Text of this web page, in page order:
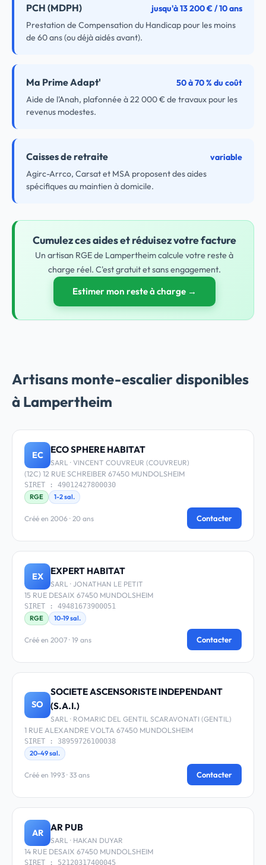
PCH (MDPH)
jusqu'à 13 200 € / 10 ans
Prestation de Compensation du Handicap pour les moins
de 60 ans (ou déjà aidés avant).
Ma Prime Adapt'
50 à 70 % du coût
Aide de l'Anah, plafonnée à 22 000 € de travaux pour les
revenus modestes.
Caisses de retraite
variable
Agirc-Arrco, Carsat et MSA proposent des aides
spécifiques au maintien à domicile.
Cumulez ces aides et réduisez votre facture
Un artisan RGE de Lampertheim calcule votre reste à
charge réel. C'est gratuit et sans engagement.
Estimer mon reste à charge →
Artisans monte-escalier disponibles
à Lampertheim
EC ECO SPHERE HABITAT
SARL · VINCENT COUVREUR (COUVREUR)
(12C) 12 RUE SCHREIBER 67450 MUNDOLSHEIM
SIRET : 49012427800030
RGE
1-2 sal.
Créé en 2006 · 20 ans Contacter
EX EXPERT HABITAT
SARL · JONATHAN LE PETIT
15 RUE DESAIX 67450 MUNDOLSHEIM
SIRET : 49481673900051
RGE
10-19 sal.
Créé en 2007 · 19 ans Contacter
SO
SOCIETE ASCENSORISTE INDEPENDANT
(S.A.I.)
SARL · ROMARIC DEL GENTIL SCARAVONATI (GENTIL)
1 RUE ALEXANDRE VOLTA 67450 MUNDOLSHEIM
SIRET : 38959726100038
20-49 sal.
Créé en 1993 · 33 ans Contacter
AR AR PUB
SARL · HAKAN DUYAR
14 RUE DESAIX 67450 MUNDOLSHEIM
SIRET : 52120317400045